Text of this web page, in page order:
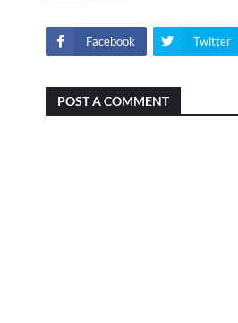
Facebook Twitter
POST A COMMENT